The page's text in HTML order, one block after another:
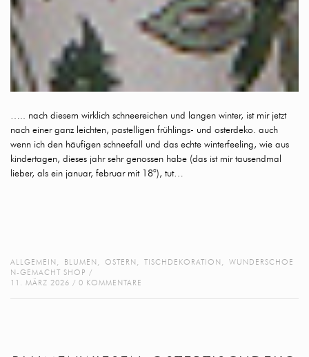
….. nach diesem wirklich schneereichen und langen winter, ist mir jetzt
nach einer ganz leichten, pastelligen frühlings- und osterdeko. auch
wenn ich den häufigen schneefall und das echte winterfeeling, wie aus
kindertagen, dieses jahr sehr genossen habe (das ist mir tausendmal
lieber, als ein januar, februar mit 18°), tut…
ALLGEMEIN BLUMEN OSTERN TISCHDEKORATION
WUNDERSCHOE
N-GEMACHT SHOP
11. MÄRZ 2026
0 KOMMENTARE